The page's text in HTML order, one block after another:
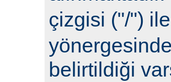
çizgisi ("/")
belirtildiği